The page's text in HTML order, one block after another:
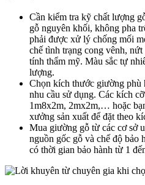
Cần kiểm tra kỹ chất lượng
gỗ nguyên khối, không pha
phải được xử lý chống mối
chế tình trạng cong vênh,
tính thẩm mỹ. Màu sắc tự
lượng.
Chọn kích thước giường phù
nhu cầu sử dụng. Các kích
1m8x2m, 2mx2m,… hoặc
xưởng sản xuất để đặt theo
Mua giường gỗ từ các cơ sở
nguồn gốc gỗ và chế độ bảo
có thời gian bảo hành từ 1